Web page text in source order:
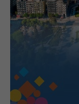
Kronärtskockor från Tinos